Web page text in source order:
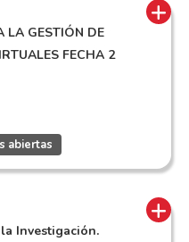
LA GESTIÓN DE
FECHA 2
abiertas
Investigación.